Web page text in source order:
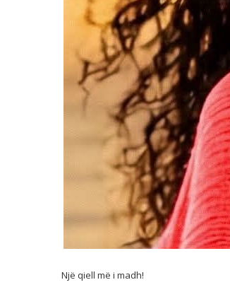
Një qiell më i madh!